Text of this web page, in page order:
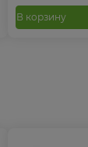
В корзину